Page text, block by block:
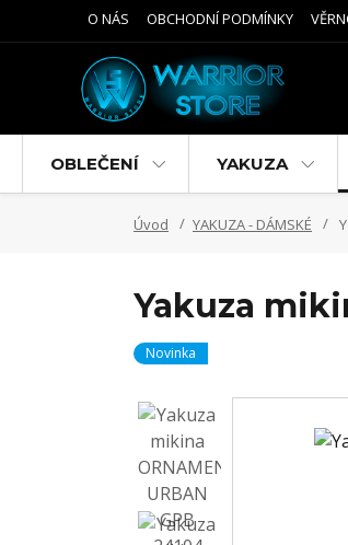
O NÁS OBCHODNÍ PODMÍNKY
OBLEČENÍ YAKUZA
Úvod YAKUZA - DÁMSKÉ
Yakuza
Novinka